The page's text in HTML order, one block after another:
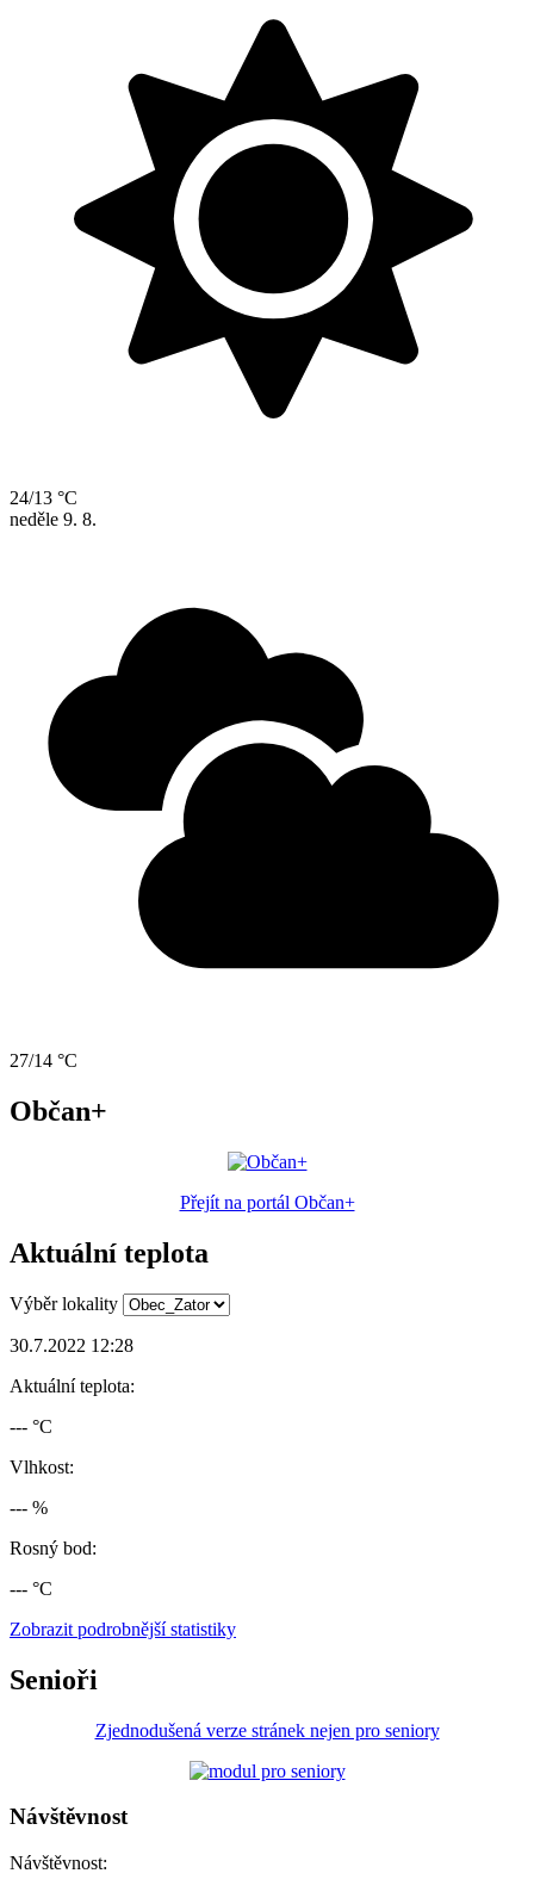
24/13 °C
neděle 9. 8.
27/14 °C
Občan+
Přejít na portál Občan+
Aktuální teplota
Výběr lokality
30.7.2022 12:28
Aktuální teplota:
--- °C
Vlhkost:
--- %
Rosný bod:
--- °C
Zobrazit podrobnější statistiky
Senioři
Zjednodušená verze stránek nejen pro seniory
Návštěvnost
Návštěvnost: